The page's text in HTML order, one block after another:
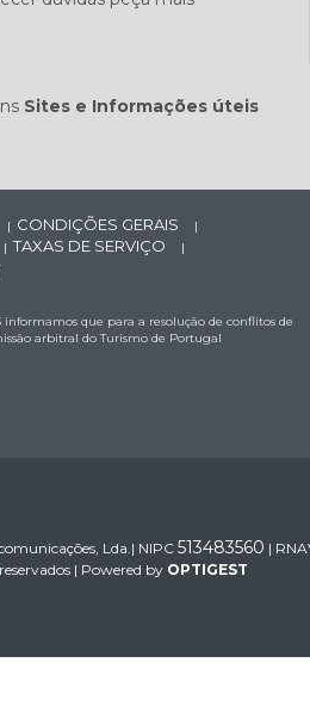
Sites e Informações úteis
| CONDIÇÕES GERAIS |
| TAXAS DE SERVIÇO |
que para a resolução de conflitos de
arbitral do Turismo de Portugal
Lda.| NIPC 513483560 |
| Powered by OPTIGEST